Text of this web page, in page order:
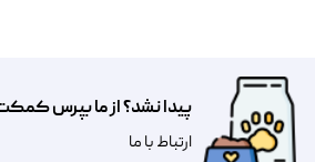
پیدا نشد؟ از ما بپرس
​​​ارتباط با ما